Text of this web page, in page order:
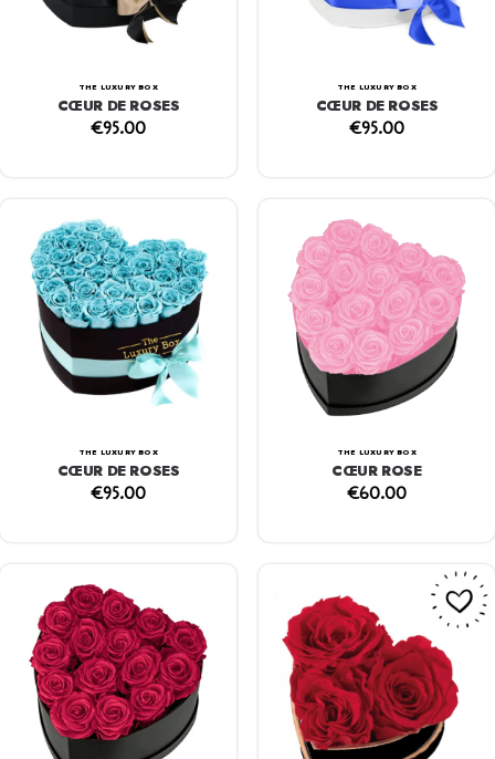
THE LUXURY BOX
CŒUR DE ROSES
€95.00
THE LUXURY BOX
CŒUR DE ROSES
€95.00
THE LUXURY BOX
CŒUR DE ROSES
€95.00
THE LUXURY BOX
CŒUR ROSE
€60.00